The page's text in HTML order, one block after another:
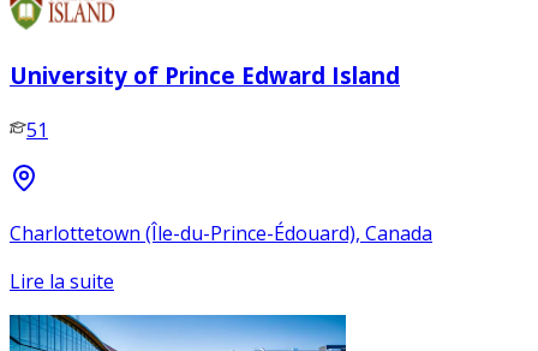
University of Prince Edward Island
51
Charlottetown (Île-du-Prince-Édouard), Canada
Lire la suite